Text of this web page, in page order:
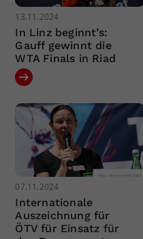
13.11.2024
In Linz beginnt’s:
Gauff gewinnt die
WTA Finals in Riad
07.11.2024
Internationale
Auszeichnung für
ÖTV für Einsatz für